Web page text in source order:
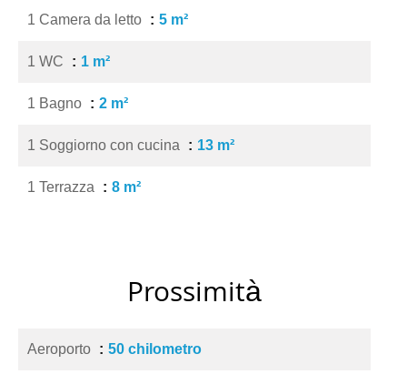
1 Camera da letto 5 m²
1 WC 1 m²
1 Bagno 2 m²
1 Soggiorno con cucina 13 m²
1 Terrazza 8 m²
Prossimità
Aeroporto 50 chilometro